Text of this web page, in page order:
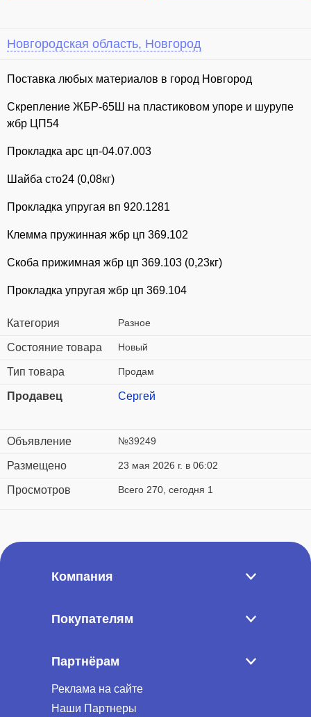
Новгородская область, Новгород
Поставка любых материалов в город Новгород
Скрепление ЖБР-65Ш на пластиковом упоре и шурупе
жбр ЦП54
Прокладка арс цп-04.07.003
Шайба сто24 (0,08кг)
Прокладка упругая вп 920.1281
Клемма пружинная жбр цп 369.102
Скоба прижимная жбр цп 369.103 (0,23кг)
Прокладка упругая жбр цп 369.104
Категория Разное
Состояние товара Новый
Тип товара Продам
Продавец Сергей
Объявление №39249
Размещено 23 мая 2026 г. в 06:02
Просмотров Всего 270, сегодня 1
Компания
Покупателям
Партнёрам
Реклама на сайте
Наши Партнеры